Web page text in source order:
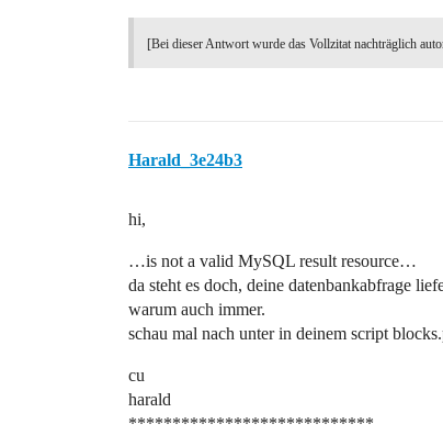
[Bei dieser Antwort wurde das Vollzitat nachträglich
Harald_3e24b3
hi,
…is not a valid MySQL result resource…
da steht es doch, deine datenbankabfrage
warum auch immer.
schau mal nach unter in deinem script
cu
harald
****************************